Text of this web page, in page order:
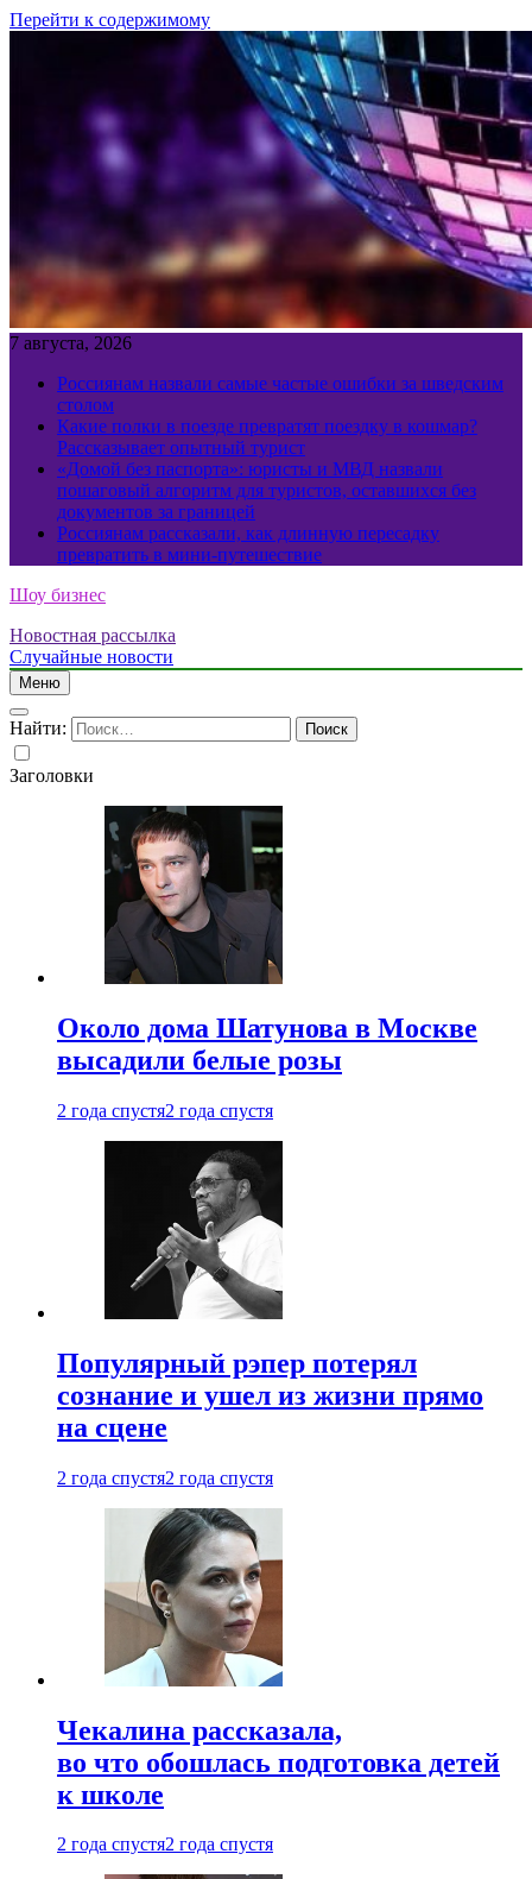
Перейти к содержимому
7 августа, 2026
Россиянам назвали самые частые ошибки за шведским
столом
Какие полки в поезде превратят поездку в кошмар?
Рассказывает опытный турист
«Домой без паспорта»: юристы и МВД назвали
пошаговый алгоритм для туристов, оставшихся без
документов за границей
Россиянам рассказали, как длинную пересадку
превратить в мини-путешествие
Шоу бизнес
Новостная рассылка
Случайные новости
Меню
Найти:
Заголовки
Около дома Шатунова в Москве
высадили белые розы
2 года спустя2 года спустя
Популярный рэпер потерял
сознание и ушел из жизни прямо
на сцене
2 года спустя2 года спустя
Чекалина рассказала,
во что обошлась подготовка детей
к школе
2 года спустя2 года спустя